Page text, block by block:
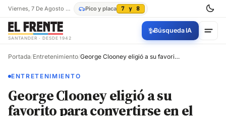
Viernes, 7 De Agosto De 2026 Pico y placa 7 y 8
SANTANDER · DESDE 1942
✨Búsqueda IA
Portada/Entretenimiento/ George Clooney eligió a su favorito para convertirse en el próximo James Bond
ENTRETENIMIENTO
George Clooney eligió a su
favorito para convertirse en el